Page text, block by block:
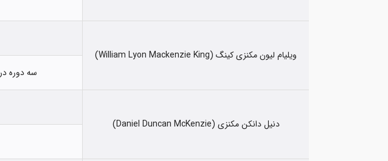
ویلیام لیون مکنزی کینگ (William Lyon Mackenzie King)
سه دوره در تاریخ 29 دسامبر 1921 و 25 سپتامبر 1926 و 23
دنیل دانکن مکنزی (Daniel Duncan McKenzie)